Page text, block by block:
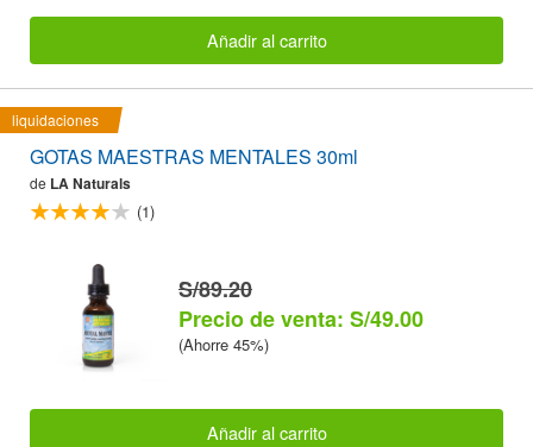
Añadir al carrito
liquidaciones
GOTAS MAESTRAS MENTALES 30ml
de LA Naturals
(1)
S/89.20
Precio de venta: S/49.00
(Ahorre 45%)
Añadir al carrito